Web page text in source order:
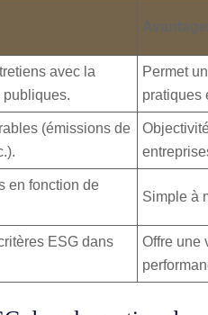
avec la
publiques.
Permet
pratiques
(émissions de
en fonction de
Simple à
ESG dans
Offre une